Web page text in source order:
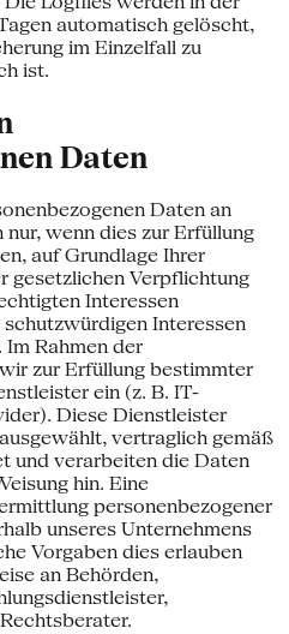
automatisch gelöscht,
im Einzelfall zu
ist.
Daten
Daten an
wenn dies zur Erfüllung
auf Grundlage Ihrer
gesetzlichen Verpflichtung
Interessen
Interessen
Im Rahmen der
zur Erfüllung bestimmter
ein (z. B. IT-
Diese Dienstleister
vertraglich gemäß
und verarbeiten die Daten
hin. Eine
personenbezogener
unseres Unternehmens
Vorgaben dies erlauben
an Behörden,